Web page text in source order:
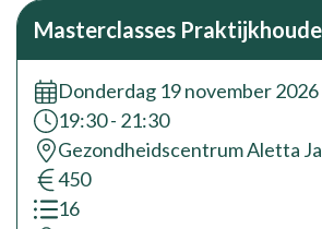
Masterclasses
Donderdag 19 november 2026
Tijd:19:30 - 21:30
locatie:
Gezondheidscentrum Aletta
prijs:450
accreditatiepunten:
16